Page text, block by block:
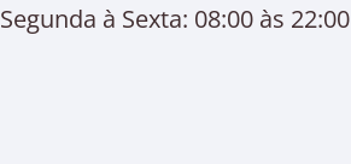
Segunda à Sexta: 08:00 às 22:00